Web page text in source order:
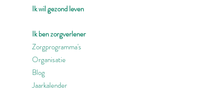
Ik wil gezond leven
Ik ben zorgverlener
Zorgprogramma's
Organisatie
Blog
Jaarkalender